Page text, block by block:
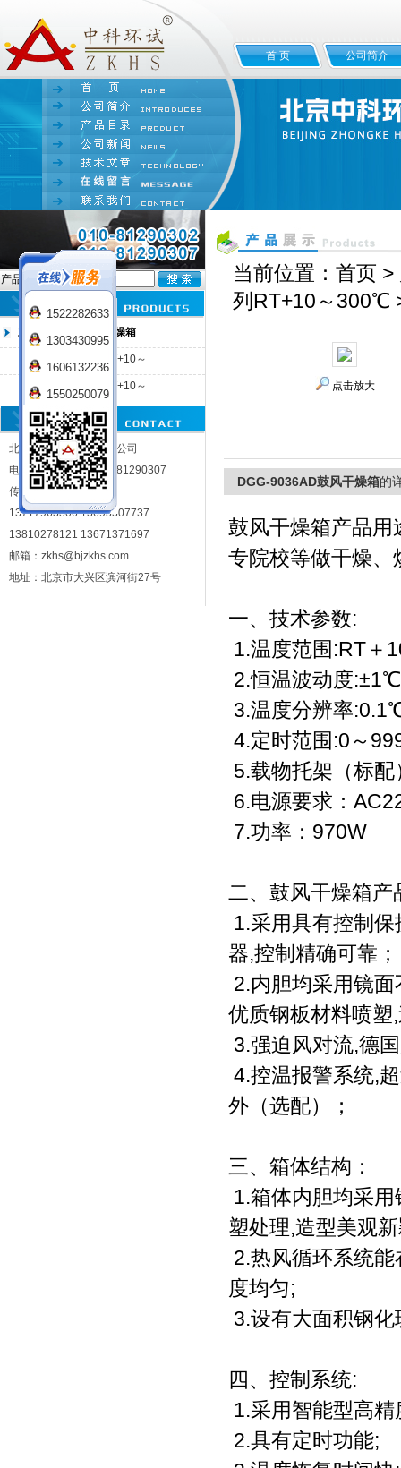
北京中科环试仪器有限公司
首 页 公司简介
产品名:
立式电热恒温鼓风干燥箱
DGG-9000系列RT+10～
DGG-9006系列RT+10～
北京中科环试仪器有限公司
电话：010-81290302 81290307
传真：010-81283287
13717963306 13693307737
13810278121 13671371697
邮箱：zkhs@bjzkhs.com
地址：北京市大兴区滨河街27号
当前位置： 首页 >
列RT+10～300℃
点击放大
DGG-9036AD鼓风干燥箱的
鼓风干燥箱产品用
专院校等做干燥、
一、技术参数:
1.温度范围:RT
2.恒温波动度:±1℃
3.温度分辨率
4.定时范围:0～
5.载物托架（标配
6.电源要求：
7.功率：970W
二、鼓风干燥箱产
1.采用具有控制
器,控制精确可靠；
2.内胆均采用镜
优质钢板材料喷塑
3.强迫风对流,德
4.控温报警系统,
外（选配）；
三、箱体结构：
1.箱体内胆均采
塑处理,造型美观
2.热风循环系统
度均匀;
3.设有大面积钢
四、控制系统:
1.采用智能型高
2.具有定时功能;
1522282633
1303430995
1606132236
1550250079